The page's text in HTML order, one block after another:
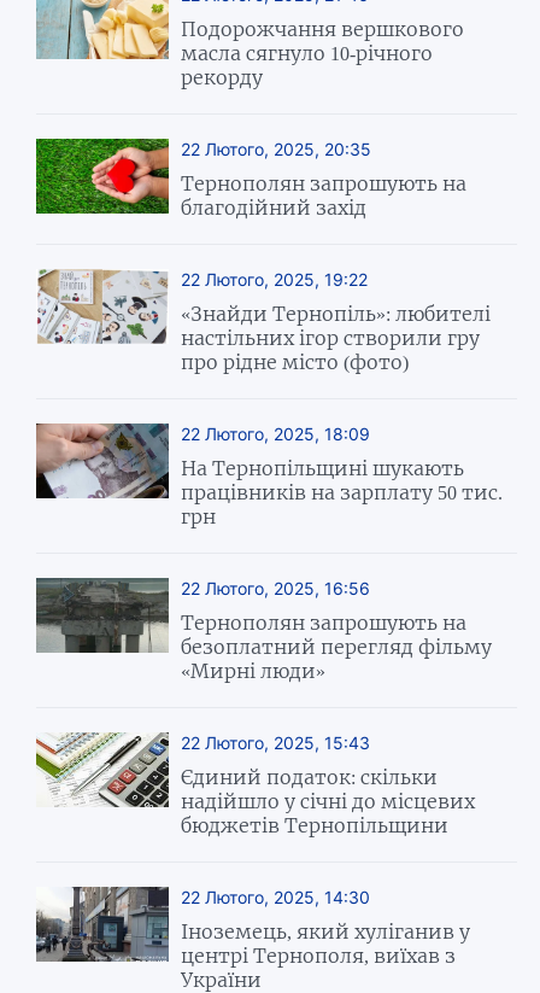
Подорожчання вершкового
масла сягнуло 10-річного
рекорду
22 Лютого, 2025, 20:35
Тернополян запрошують на
благодійний захід
22 Лютого, 2025, 19:22
«Знайди Тернопіль»: любителі
настільних ігор створили гру
про рідне місто (фото)
22 Лютого, 2025, 18:09
На Тернопільщині шукають
працівників на зарплату 50 тис.
грн
22 Лютого, 2025, 16:56
Тернополян запрошують на
безоплатний перегляд фільму
«Мирні люди»
22 Лютого, 2025, 15:43
Єдиний податок: скільки
надійшло у січні до місцевих
бюджетів Тернопільщини
22 Лютого, 2025, 14:30
Іноземець, який хуліганив у
центрі Тернополя, виїхав з
України